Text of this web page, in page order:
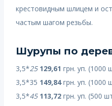
крестовидным шлицем и
частым шагом резьбы.
Шурупы по
3,5*25 129,61 грн. уп. (1000
3,5*35 149,84грн. уп. (1000
3,5*45 113,72 грн. уп. (500